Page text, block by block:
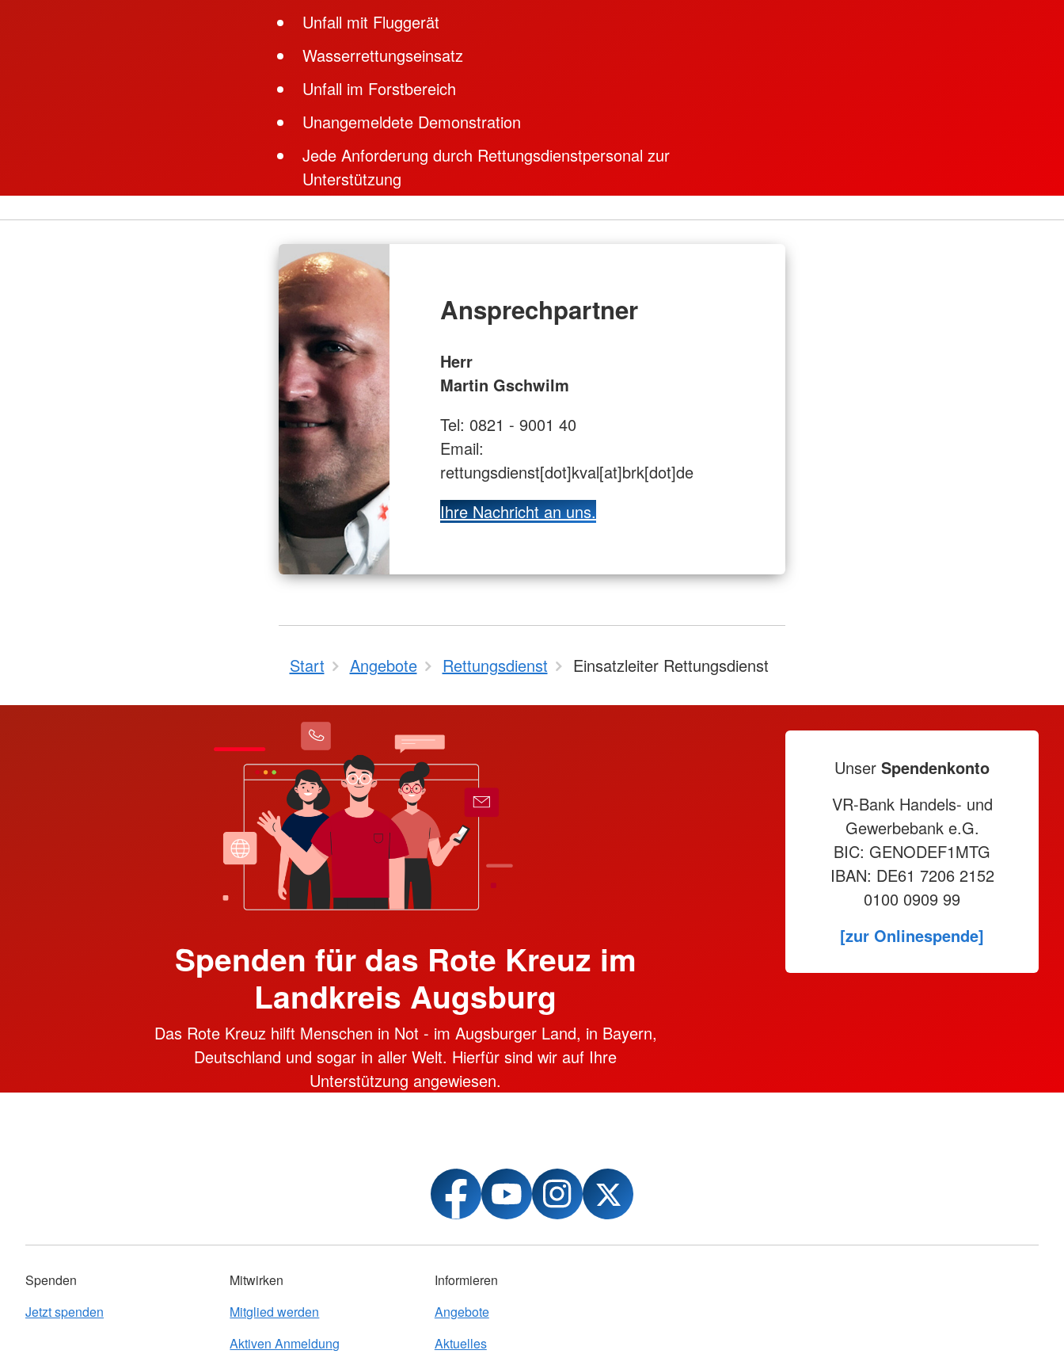
Unfall mit Fluggerät
Wasserrettungseinsatz
Unfall im Forstbereich
Unangemeldete Demonstration
Jede Anforderung durch Rettungsdienstpersonal zur
Unterstützung
Ansprechpartner
Herr
Martin Gschwilm
Tel: 0821 - 9001 40
Email:
rettungsdienst[dot]kval[at]brk[dot]de
Ihre Nachricht an uns.
Start Angebote Rettungsdienst Einsatzleiter Rettungsdienst
Spenden für das Rote Kreuz im
Landkreis Augsburg
Das Rote Kreuz hilft Menschen in Not - im Augsburger Land, in Bayern,
Deutschland und sogar in aller Welt. Hierfür sind wir auf Ihre
Unterstützung angewiesen.
Unser Spendenkonto
VR-Bank Handels- und
Gewerbebank e.G.
BIC: GENODEF1MTG
IBAN: DE61 7206 2152
0100 0909 99
[zur Onlinespende]
Spenden
Jetzt spenden
Mitwirken
Mitglied werden
Aktiven Anmeldung
Informieren
Angebote
Aktuelles